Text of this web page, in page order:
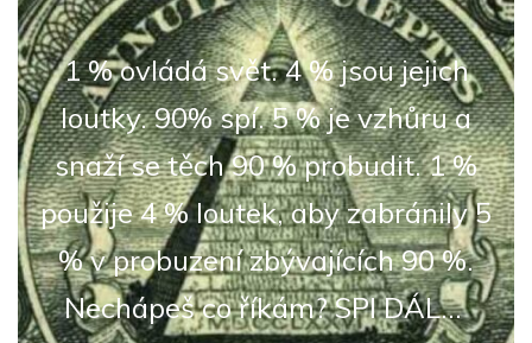
1 % ovládá svět. 4 % jsou jejich
loutky. 90% spí. 5 % je vzhůru a
snaží se těch 90 % probudit. 1 %
použije 4 % loutek, aby zabránily 5
% v probuzení zbývajících 90 %.
Nechápeš co říkám? SPI DÁL...